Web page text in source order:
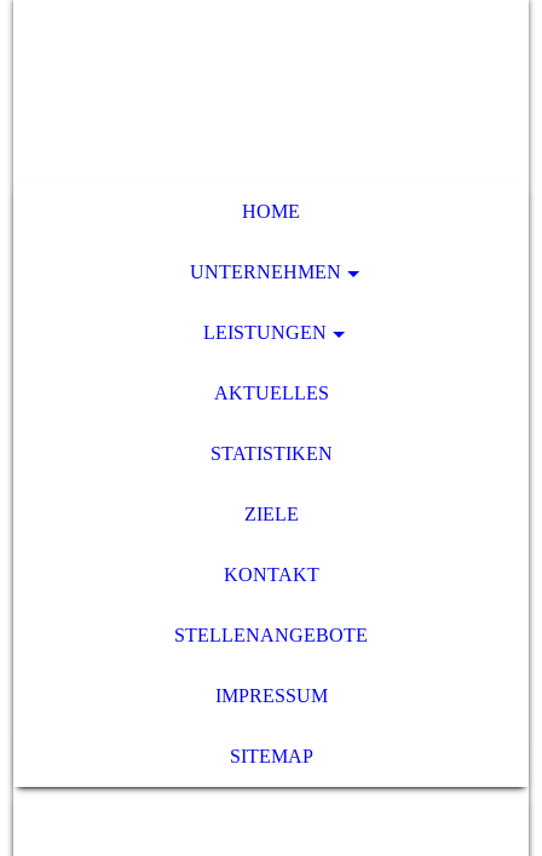
HOME
UNTERNEHMEN
LEISTUNGEN
AKTUELLES
STATISTIKEN
ZIELE
KONTAKT
STELLENANGEBOTE
IMPRESSUM
SITEMAP